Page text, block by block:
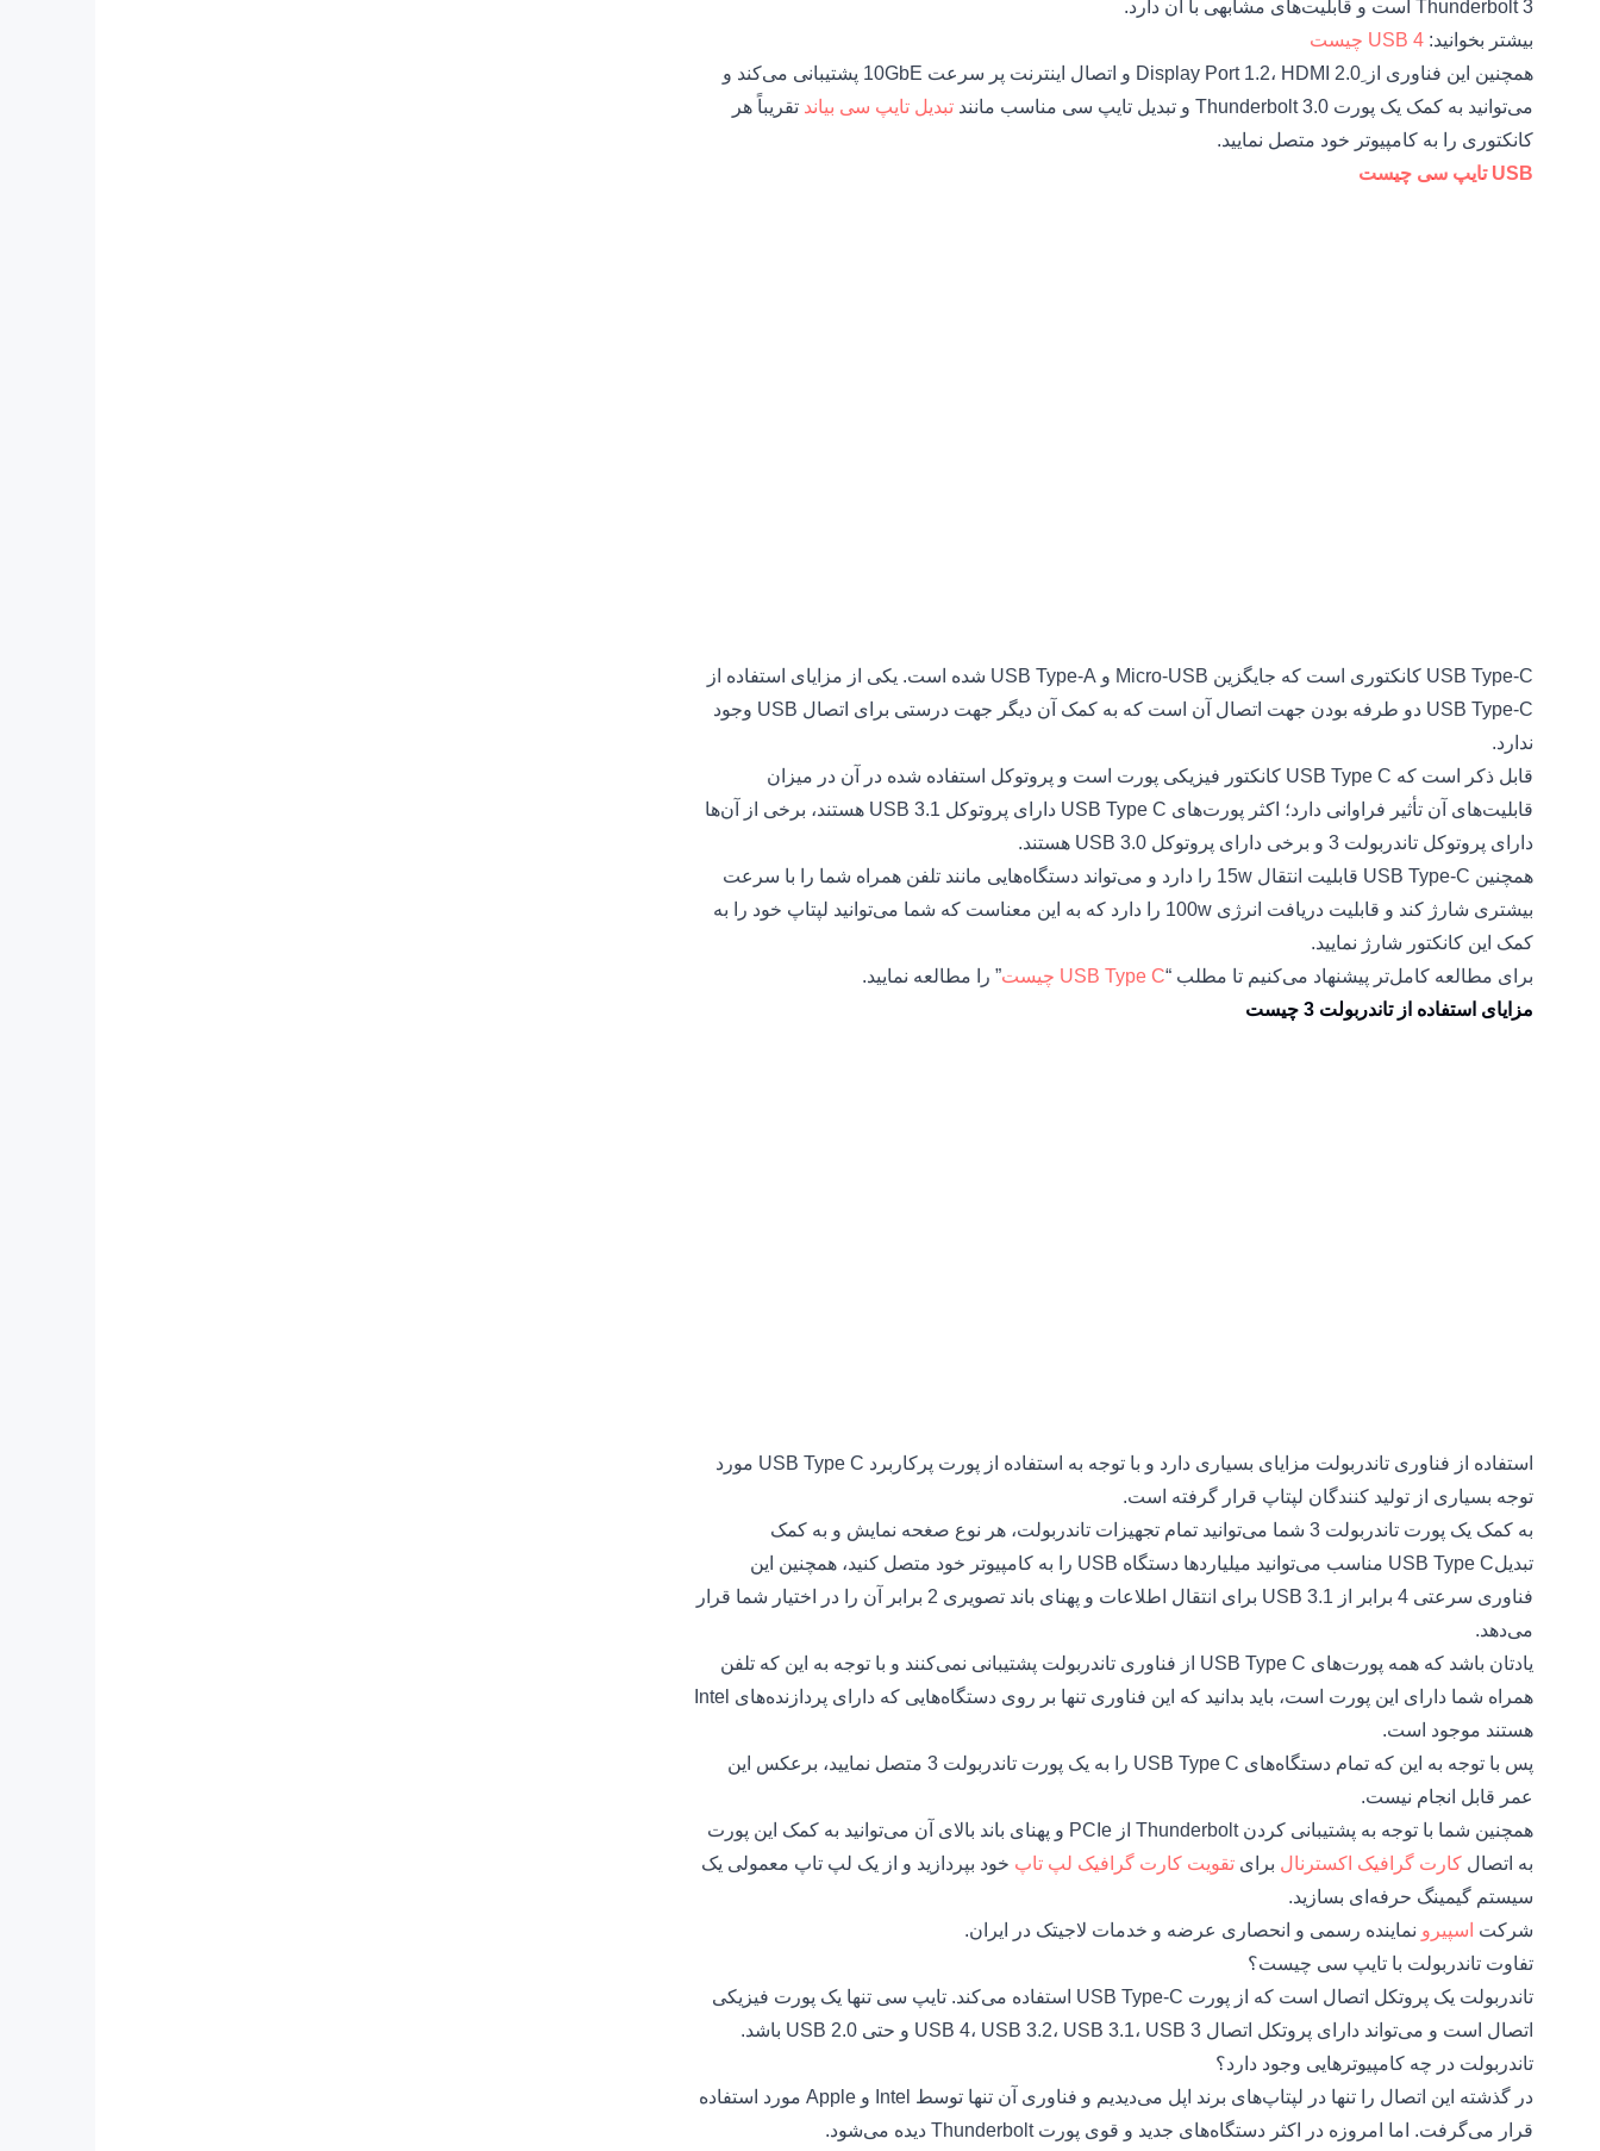
Thunderbolt 3 است و قابلیت‌های مشابهی با آن دارد.
بیشتر بخوانید: USB 4 چیست
همچنین این فناوری از ِDisplay Port 1.2، HDMI 2.0 و اتصال اینترنت پر سرعت 10GbE پشتیبانی می‌کند و
می‌توانید به کمک یک پورت Thunderbolt 3.0 و تبدیل تایپ سی مناسب مانند
تبدیل تایپ سی بیاند تقریباً هر
کانکتوری را به کامپیوتر خود متصل نمایید.
USB تایپ سی چیست
USB Type-C کانکتوری است که جایگزین Micro-USB و USB Type-A شده است. یکی از مزایای استفاده از
USB Type-C دو طرفه بودن جهت اتصال آن است که به کمک آن دیگر جهت درستی برای اتصال USB وجود
ندارد.
قابل ذکر است که USB Type C کانکتور فیزیکی پورت است و پروتوکل استفاده شده در آن در میزان
قابلیت‌های آن تأثیر فراوانی دارد؛ اکثر پورت‌های USB Type C دارای پروتوکل USB 3.1 هستند، برخی از آن‌ها
دارای پروتوکل تاندربولت 3 و برخی دارای پروتوکل USB 3.0 هستند.
همچنین USB Type-C قابلیت انتقال 15w را دارد و می‌تواند دستگاه‌هایی مانند تلفن همراه شما را با سرعت
بیشتری شارژ کند و قابلیت دریافت انرژی 100w را دارد که به این معناست که شما می‌توانید لپتاپ خود را به
کمک این کانکتور شارژ نمایید.
برای مطالعه کامل‌تر پیشنهاد می‌کنیم تا مطلب “USB Type C چیست
” را مطالعه نمایید.
مزایای استفاده از تاندربولت 3 چیست
استفاده از فناوری تاندربولت مزایای بسیاری دارد و با توجه به استفاده از پورت پرکاربرد USB Type C مورد
توجه بسیاری از تولید کنندگان لپتاپ قرار گرفته است.
به کمک یک پورت تاندربولت 3 شما می‌توانید تمام تجهیزات تاندربولت، هر نوع صغحه نمایش و به کمک
تبدیلUSB Type C مناسب می‌توانید میلیاردها دستگاه USB را به کامپیوتر خود متصل کنید، همچنین این
فناوری سرعتی 4 برابر از USB 3.1 برای انتقال اطلاعات و پهنای باند تصویری 2 برابر آن را در اختیار شما قرار
می‌دهد.
یادتان باشد که همه پورت‌های USB Type C از فناوری تاندربولت پشتیبانی نمی‌کنند و با توجه به این که تلفن
همراه شما دارای این پورت است، باید بدانید که این فناوری تنها بر روی دستگاه‌هایی که دارای پردازنده‌های Intel
هستند موجود است.
پس با توجه به این که تمام دستگاه‌های USB Type C را به یک پورت تاندربولت 3 متصل نمایید، برعکس این
عمر قابل انجام نیست.
همچنین شما با توجه به پشتیبانی کردن Thunderbolt از PCIe و پهنای باند بالای آن می‌توانید به کمک این پورت
به اتصال کارت گرافیک اکسترنال برای تقویت کارت گرافیک لپ تاپ خود بپردازید و از یک لپ تاپ معمولی یک
سیستم گیمینگ حرفه‌ای بسازید.
شرکت اسپیرو نماینده رسمی و انحصاری عرضه و خدمات لاجیتک در ایران.
تفاوت تاندربولت با تایپ سی چیست؟
تاندربولت یک پروتکل اتصال است که از پورت USB Type-C استفاده می‌کند. تایپ سی تنها یک پورت فیزیکی
اتصال است و می‌تواند دارای پروتکل اتصال USB 4، USB 3.2، USB 3.1، USB 3 و حتی USB 2.0 باشد.
تاندربولت در چه کامپیوترهایی وجود دارد؟
در گذشته این اتصال را تنها در لپتاپ‌های برند اپل می‌دیدیم و فناوری آن تنها توسط Intel و Apple مورد استفاده
قرار می‌گرفت. اما امروزه در اکثر دستگاه‌های جدید و قوی پورت Thunderbolt دیده می‌شود.